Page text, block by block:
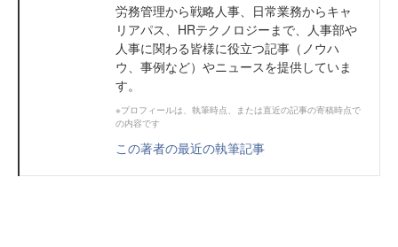
労務管理から戦略人事、日常業務からキャ
リアパス、HRテクノロジーまで、人事部や
人事に関わる皆様に役立つ記事（ノウハ
ウ、事例など）やニュースを提供していま
す。
※プロフィールは、執筆時点、または直近の記事の寄稿時点で
の内容です
この著者の最近の執筆記事